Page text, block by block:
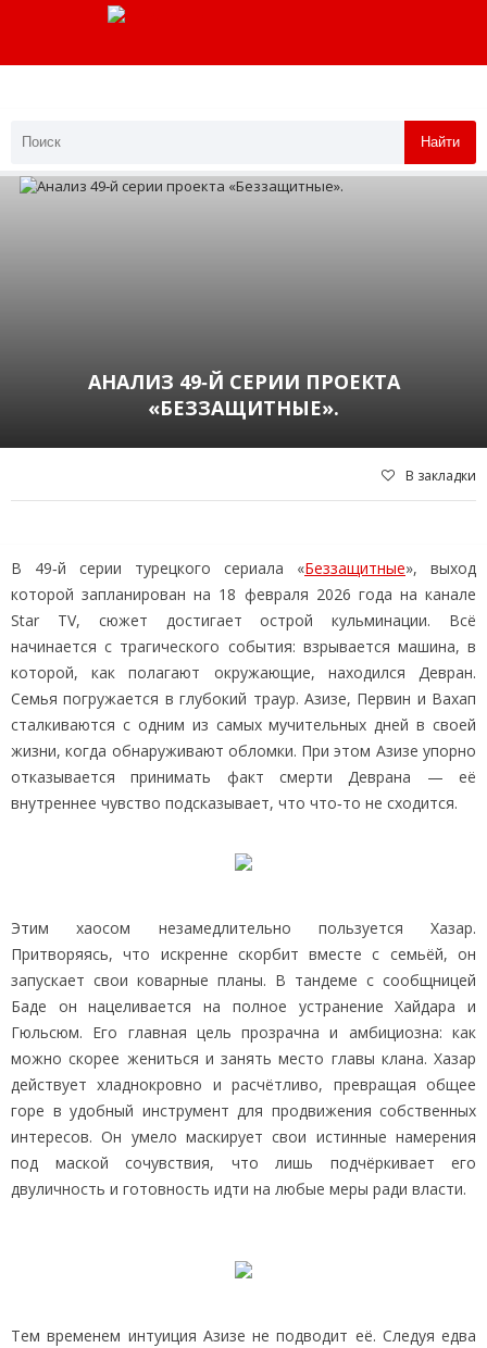
Найти
АНАЛИЗ 49‑Й СЕРИИ ПРОЕКТА
«БЕЗЗАЩИТНЫЕ».
В закладки
В 49‑й серии турецкого сериала «Беззащитные», выход
которой запланирован на 18 февраля 2026 года на канале
Star TV, сюжет достигает острой кульминации. Всё
начинается с трагического события: взрывается машина, в
которой, как полагают окружающие, находился Девран.
Семья погружается в глубокий траур. Азизе, Первин и Вахап
сталкиваются с одним из самых мучительных дней в своей
жизни, когда обнаруживают обломки. При этом Азизе упорно
отказывается принимать факт смерти Деврана — её
внутреннее чувство подсказывает, что что‑то не сходится.
Этим хаосом незамедлительно пользуется Хазар.
Притворяясь, что искренне скорбит вместе с семьёй, он
запускает свои коварные планы. В тандеме с сообщницей
Баде он нацеливается на полное устранение Хайдара и
Гюльсюм. Его главная цель прозрачна и амбициозна: как
можно скорее жениться и занять место главы клана. Хазар
действует хладнокровно и расчётливо, превращая общее
горе в удобный инструмент для продвижения собственных
интересов. Он умело маскирует свои истинные намерения
под маской сочувствия, что лишь подчёркивает его
двуличность и готовность идти на любые меры ради власти.
Тем временем интуиция Азизе не подводит её. Следуя едва